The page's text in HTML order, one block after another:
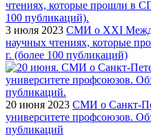
3 июля 2023 СМИ о XXI
научных чтениях, которые
г. (более 100 публикаций)
20 июня 2023 СМИ о Санкт-
университете профсоюзов.
публикаций